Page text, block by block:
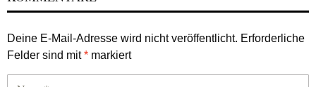
Deine E-Mail-Adresse wird nicht veröffentlicht. Erforderliche
Felder sind mit* markiert